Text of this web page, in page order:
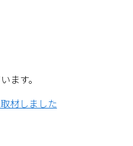
ます。
材しました